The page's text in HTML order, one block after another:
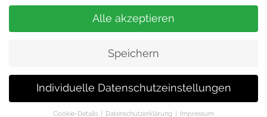
27. April 2022
Die Gharieni Group feiert ihr 30-jähriges Firmen-Jubiläum
Die Gharieni Group GmbH. ist einer der weltweit führenden
Hersteller für high-end Spa Einrichtungen wie Wellnessliegen,
Behandlungsliege, Kosmetikliegen und medizinische
Einrichtungen.
Alle akzeptieren
Speichern
Individuelle Datenschutzeinstellungen
Cookie-Details Datenschutzerklärung Impressum